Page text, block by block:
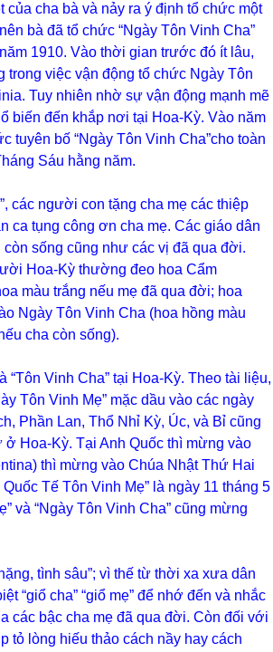
cha bà và nảy ra ý định tổ chức một
bà đã tổ chức “Ngày Tôn Vinh Cha”
1910. Vào thời gian trước đó ít lâu,
trong việc vận động tổ chức Ngày Tôn
Tuy nhiên nhờ sự vận động mạnh mẽ
biến đến khắp nơi tại Hoa-Kỳ. Vào năm
tuyên bố “Ngày Tôn Vinh Cha”cho toàn
Sáu hằng năm.
các người con tặng cha mẹ các thiệp
ca tụng công ơn cha mẹ. Các giáo dân
sống cũng như các vị đã qua đời.
Hoa-Kỳ thường đeo hoa Cẩm
màu trắng nếu mẹ đã qua đời; hoa
Ngày Tôn Vinh Cha (hoa hồng màu
cha còn sống).
Vinh Cha” tại Hoa-Kỳ. Theo tài liệu,
Tôn Vinh Mẹ” mặc dầu vào các ngày
Phần Lan, Thổ Nhỉ Kỳ, Úc, và Bỉ cũng
ở Hoa-Kỳ. Tại Anh Quốc thì mừng vào
thì mừng vào Chúa Nhật Thứ Hai
Tế Tôn Vinh Mẹ” là ngày 11 tháng 5
và “Ngày Tôn Vinh Cha” cũng mừng
tình sâu”; vì thế từ thời xa xưa dân
“giổ cha” “giổ mẹ” để nhớ đến và nhắc
các bậc cha mẹ đã qua đời. Còn đối với
tỏ lòng hiếu thảo cách nầy hay cách